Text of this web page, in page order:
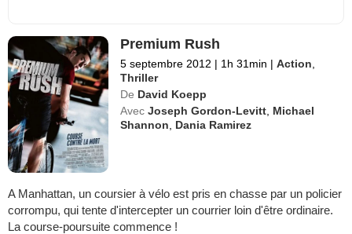
Premium Rush
5 septembre 2012 | 1h 31min | Action
Thriller
De David Koepp
Avec Joseph Gordon-Levitt Michael
Shannon
Dania Ramirez
A Manhattan, un coursier à vélo est pris en chasse par un policier
corrompu, qui tente d'intercepter un courrier loin d'être ordinaire.
La course-poursuite commence !